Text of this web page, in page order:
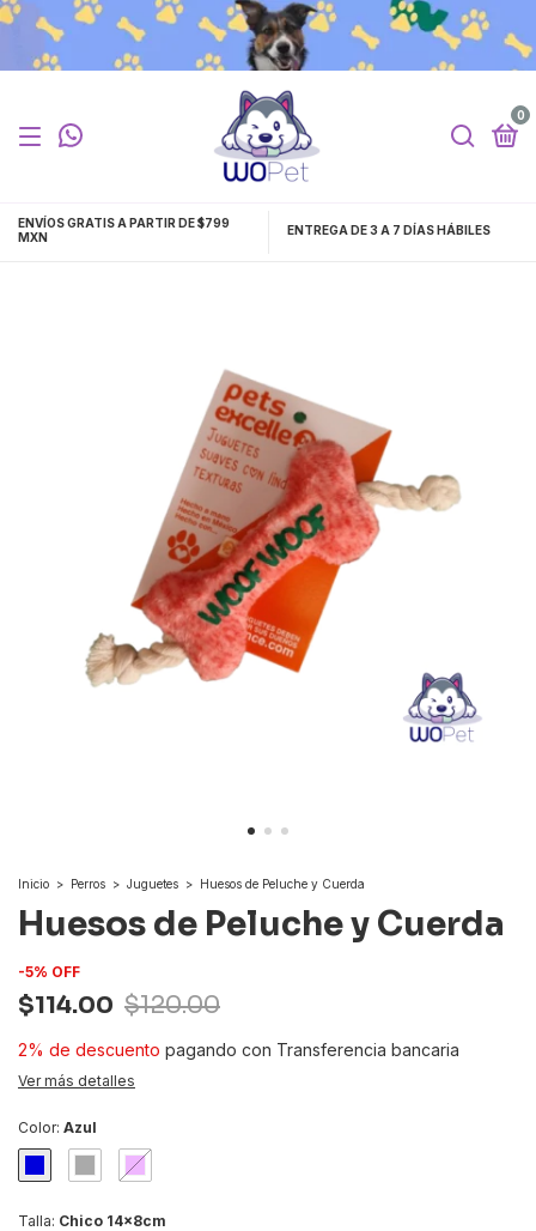
0
ENVÍOS GRATIS A PARTIR DE $799
MXN
ENTREGA DE 3 A 7 DÍAS HÁBILES
Inicio > Perros > Juguetes > Huesos de Peluche y Cuerda
Huesos de Peluche y Cuerda
-5% OFF
$114.00 $120.00
2% de descuento pagando con Transferencia bancaria
Ver más detalles
Color: Azul
Talla: Chico 14x8cm